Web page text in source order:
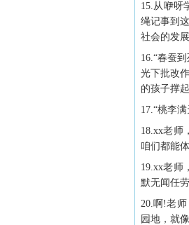
15.从咿呀
绳记事到
社会的发
16.“春蚕
光下批改
的孩子撑
17.“桃李
18.xx老师
咱们都能
19.xx老师
默无闻任
20.啊!老
园地，就